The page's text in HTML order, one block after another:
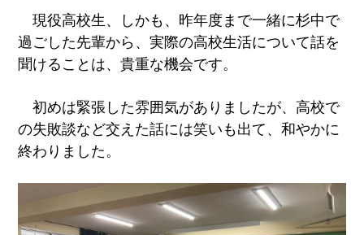
現役高校生、しかも、昨年度まで一緒に杉中で
過ごした先輩から、実際の高校生活について話を
聞けることは、貴重な機会です。
初めは緊張した雰囲気がありましたが、高校で
の失敗談など交えた話には笑いも出て、和やかに
終わりました。